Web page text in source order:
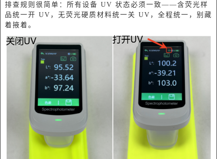
排查规则很简单：所有设备 UV 状态必须一致——含荧光样
品统一开 UV，无荧光硬质材料统一关 UV，全程统一，别藏
着掖着。